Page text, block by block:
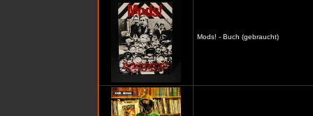
Mods! - Buch (gebraucht)